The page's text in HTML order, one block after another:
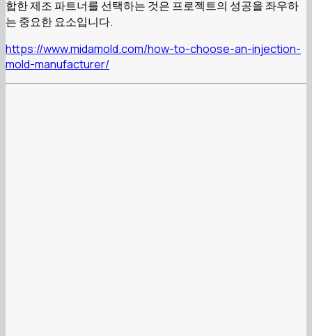
합한 제조 파트너를 선택하는 것은 프로젝트의 성공을 좌우하
는 중요한 요소입니다.
https://www.midamold.com/how-to-choose-an-injection-
mold-manufacturer/